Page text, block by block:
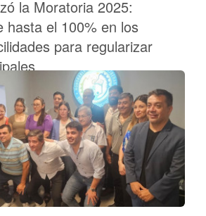
la Moratoria 2025:
hasta el 100% en los
para regularizar